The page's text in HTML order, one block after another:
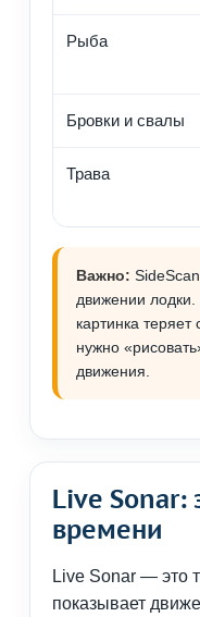
Рыба
Бровки и свалы
Трава
Важно:
движении лодки.
картинка
нужно
движения.
Live Sonar:
времени
Live Sonar — это
показывает